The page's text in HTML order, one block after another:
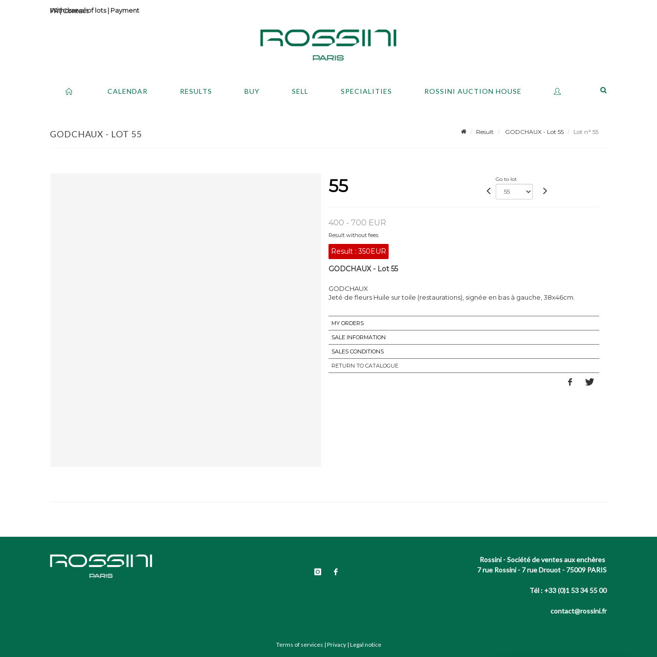
Contact
Withdrawal of lots| Payment
CALENDAR RESULTS BUY SELL SPECIALITIES ROSSINI AUCTION HOUSE
GODCHAUX - LOT 55 Result GODCHAUX - Lot 55 Lot n° 55
55 Go to lot
400 - 700 EUR
Result without fees
Result :350EUR
GODCHAUX - Lot 55
GODCHAUX
Jeté de fleurs Huile sur toile (restaurations), signée en bas à gauche, 38x46cm.
MY ORDERS
SALE INFORMATION
SALES CONDITIONS
RETURN TO CATALOGUE
Rossini - Société de ventes aux enchères
7 rue Rossini - 7 rue Drouot - 75009 PARIS
Tél : +33 (0)1 53 34 55 00
contact@rossini.fr
Terms of services | Privacy| Legal notice